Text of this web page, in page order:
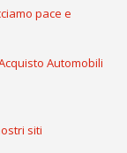
pace e
Automobili
siti